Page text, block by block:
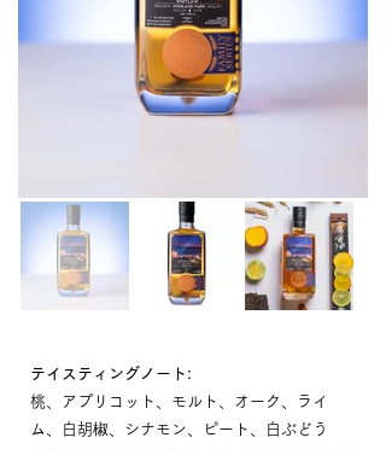
テイスティングノート:
桃、アプリコット、モルト、オーク、ライ
ム、白胡椒、シナモン、ピート、白ぶどう